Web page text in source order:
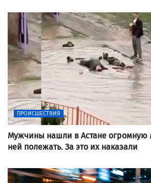
ПРОИСШЕСТВИЯ
Мужчины нашли в Астане
ней полежать. За это их наказали